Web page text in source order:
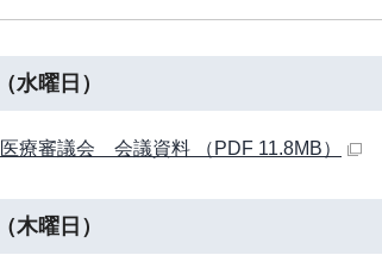
曜日）
療審議会 会議資料 （PDF 11.8MB）
曜日）